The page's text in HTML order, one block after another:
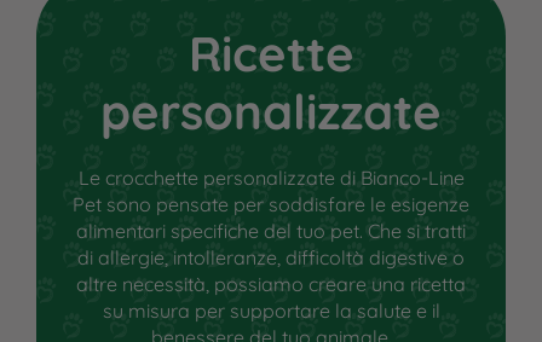
Ricette
personalizzate
Le crocchette personalizzate di Bianco-Line
Pet sono pensate per soddisfare le esigenze
alimentari specifiche del tuo pet. Che si tratti
di allergie, intolleranze, difficoltà digestive o
altre necessità, possiamo creare una ricetta
su misura per supportare la salute e il
benessere del tuo animale.